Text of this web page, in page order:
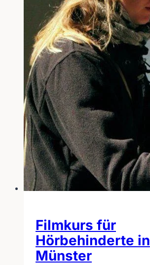
Filmkurs für
Hörbehinderte in
Münster